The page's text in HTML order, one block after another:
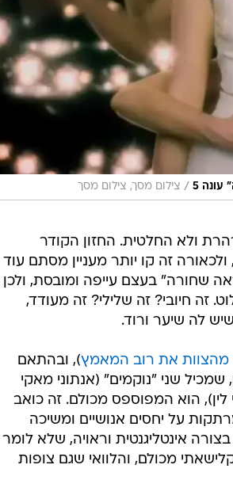
5
/ צילום מסך, צילום מסך
ולא החלטית. החזון הקודר
זה קו יותר מעניין מסתם עוד
שחורה" בעצם עייפה ומובסת, ולכן
זה חיובי? זה שלילי? זה מעודד,
לה שיער ורוד.
את רוב המאמץ), ובהתאם
שני "נוקמים" (אנתוני מאקי
לין), הוא המפוספס מכולם. זה כואב
על יחסים אנושיים ומשיכה
אינטליגנטית וראויה, שלא לומר
מכולם, והלוואי שגם צופות